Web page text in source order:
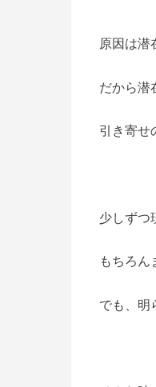
原因は潜
だから潜
引き寄せ
少しずつ
もちろん
でも、明